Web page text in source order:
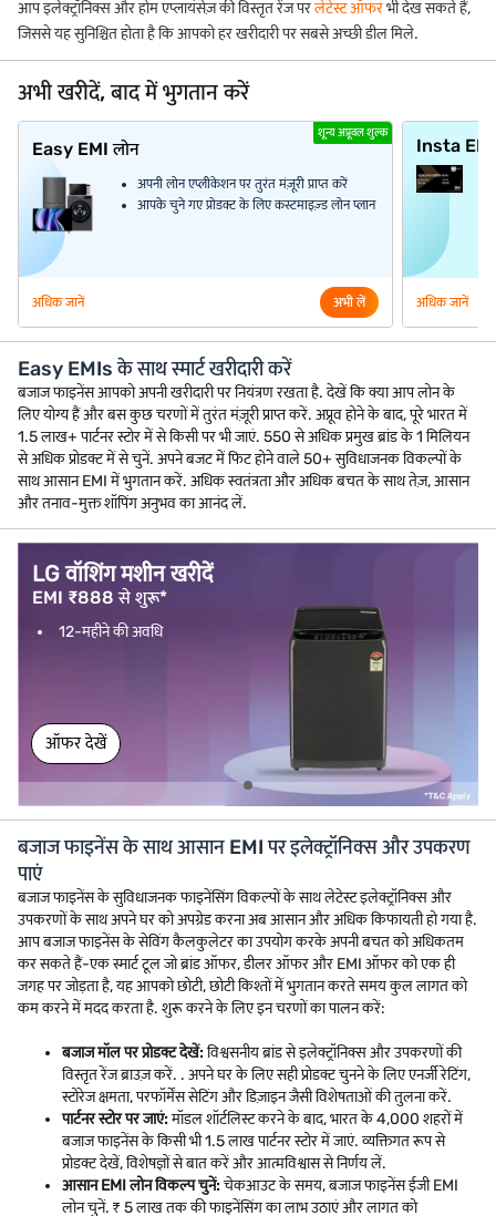
आप इलेक्ट्रॉनिक्स और होम एप्लायंसेज़ की विस्तृत रेंज परलेटेस्ट ऑफरभी देख सकते हैं,
जिससे यह सुनिश्चित होता है कि आपको हर खरीदारी पर सबसे अच्छी डील मिले.
अभी खरीदें, बाद में भुगतान करें
शून्य अप्रूवल शुल्क
Easy EMI लोन
अपनी लोन एप्लीकेशन पर तुरंत मंज़ूरी प्राप्त करें
आपके चुने गए प्रोडक्ट के लिए कस्टमाइज़्ड लोन प्लान
अधिक जानें अभी लें
Insta
अधिक जानें
Easy EMIs के साथ स्मार्ट खरीदारी करें
बजाज फाइनेंस आपको अपनी खरीदारी पर नियंत्रण रखता है. देखें कि क्या आप लोन के
लिए योग्य हैं और बस कुछ चरणों में तुरंत मंज़ूरी प्राप्त करें. अप्रूव होने के बाद, पूरे भारत में
1.5 लाख+ पार्टनर स्टोर में से किसी पर भी जाएं. 550 से अधिक प्रमुख ब्रांड के 1 मिलियन
से अधिक प्रोडक्ट में से चुनें. अपने बजट में फिट होने वाले 50+ सुविधाजनक विकल्पों के
साथ आसान EMI में भुगतान करें. अधिक स्वतंत्रता और अधिक बचत के साथ तेज़, आसान
और तनाव-मुक्त शॉपिंग अनुभव का आनंद लें.
LG वॉशिंग मशीन खरीदें
EMI ₹888 से शुरू*
12-महीने की अवधि
ऑफर देखें
बजाज फाइनेंस के साथ आसान EMI पर इलेक्ट्रॉनिक्स और उपकरण
पाएं
बजाज फाइनेंस के सुविधाजनक फाइनेंसिंग विकल्पों के साथ लेटेस्ट इलेक्ट्रॉनिक्स और
उपकरणों के साथ अपने घर को अपग्रेड करना अब आसान और अधिक किफायती हो गया है.
आप बजाज फाइनेंस के सेविंग कैलकुलेटर का उपयोग करके अपनी बचत को अधिकतम
कर सकते हैं-एक स्मार्ट टूल जो ब्रांड ऑफर, डीलर ऑफर और EMI ऑफर को एक ही
जगह पर जोड़ता है, यह आपको छोटी, छोटी किश्तों में भुगतान करते समय कुल लागत को
कम करने में मदद करता है. शुरू करने के लिए इन चरणों का पालन करें:
बजाज मॉल पर प्रोडक्ट देखें:विश्वसनीय ब्रांड से इलेक्ट्रॉनिक्स और उपकरणों की
विस्तृत रेंज ब्राउज़ करें. . अपने घर के लिए सही प्रोडक्ट चुनने के लिए एनर्जी रेटिंग,
स्टोरेज क्षमता, परफॉर्मेंस सेटिंग और डिज़ाइन जैसी विशेषताओं की तुलना करें.
पार्टनर स्टोर पर जाएं:मॉडल शॉर्टलिस्ट करने के बाद, भारत के 4,000 शहरों में
बजाज फाइनेंस के किसी भी 1.5 लाख पार्टनर स्टोर में जाएं. व्यक्तिगत रूप से
प्रोडक्ट देखें, विशेषज्ञों से बात करें और आत्मविश्वास से निर्णय लें.
आसान EMI लोन विकल्प चुनें:चेकआउट के समय, बजाज फाइनेंस ईजी EMI
लोन चुनें. ₹ 5 लाख तक की फाइनेंसिंग का लाभ उठाएं और लागत को